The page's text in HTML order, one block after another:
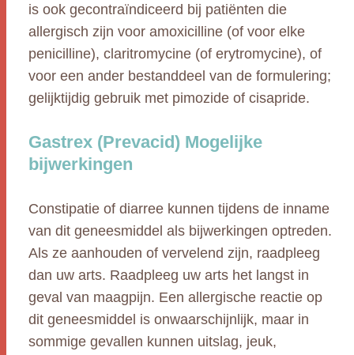
is ook gecontraïndiceerd bij patiënten die
allergisch zijn voor amoxicilline (of voor elke
penicilline), claritromycine (of erytromycine), of
voor een ander bestanddeel van de formulering;
gelijktijdig gebruik met pimozide of cisapride.
Gastrex (Prevacid) Mogelijke
bijwerkingen
Constipatie of diarree kunnen tijdens de inname
van dit geneesmiddel als bijwerkingen optreden.
Als ze aanhouden of vervelend zijn, raadpleeg
dan uw arts. Raadpleeg uw arts het langst in
geval van maagpijn. Een allergische reactie op
dit geneesmiddel is onwaarschijnlijk, maar in
sommige gevallen kunnen uitslag, jeuk,